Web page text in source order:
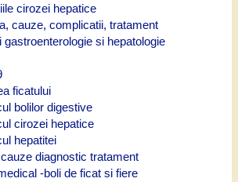
cirozei hepatice
cauze, complicatii, tratament
gastroenterologie si hepatologie
ficatului
bolilor digestive
cirozei hepatice
hepatitei
diagnostic tratament
-boli de ficat si fiere